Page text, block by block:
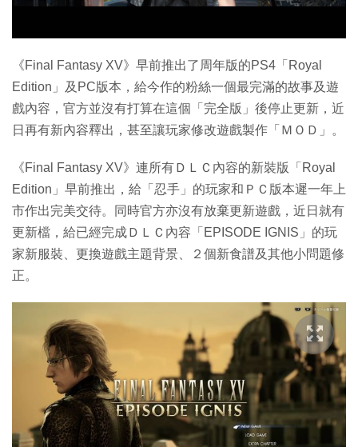
《Final Fantasy XV》早前推出了周年版的PS4「Royal
Edition」及PC版本，給今作的粉絲一個最完滿的故事及遊
戲內容，官方並沒有打算在這個「完全版」後停止更新，近
日再有新內容釋出，甚至讓玩家修改遊戲製作「ＭＯＤ」。
《Final Fantasy XV》連所有ＤＬＣ內容的新裝版「Royal
Edition」早前推出，給「忍手」的玩家和ＰＣ版本遲一年上
市作出完美交待。同時官方亦沒有放棄更新遊戲，近日就有
更新檔，給已經完成ＤＬＣ內容「EPISODE IGNIS」的玩
家新服裝、更換遊戲主題背景、２個新食譜及其他小問題修
正。